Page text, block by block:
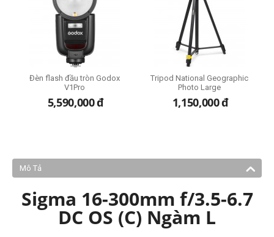
Đèn flash đầu tròn Godox
V1Pro
5,590,000đ
Tripod National Geographic
Photo Large
1,150,000đ
Mô Tả
Sigma 16-300mm f/3.5-6.7
DC OS (C) Ngàm L